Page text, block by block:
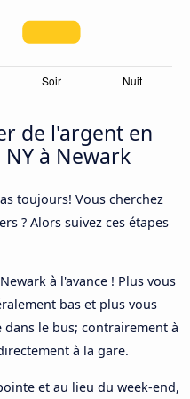
de l'argent en
à Newark
toujours! Vous cherchez
? Alors suivez ces étapes
à l'avance ! Plus vous
bas et plus vous
le bus; contrairement à
à la gare.
et au lieu du week-end,